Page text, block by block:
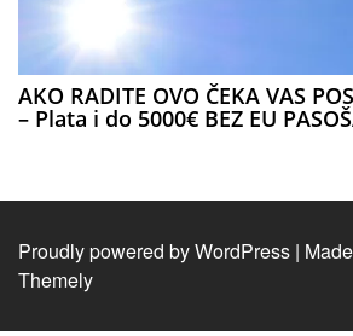
AKO RADITE OVO ČEKA VAS
– Plata i do 5000€ BEZ EU
Proudly powered by WordPress |
Themely